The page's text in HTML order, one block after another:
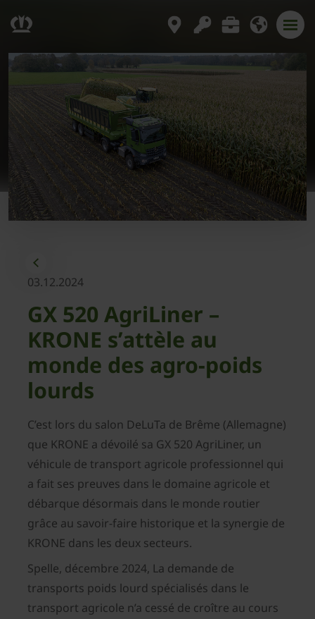
03.12.2024
GX 520 AgriLiner –
KRONE s’attèle au
monde des agro-poids
lourds
C’est lors du salon DeLuTa de Brême (Allemagne)
que KRONE a dévoilé sa GX 520 AgriLiner, un
véhicule de transport agricole professionnel qui
a fait ses preuves dans le domaine agricole et
débarque désormais dans le monde routier
grâce au savoir-faire historique et la synergie de
KRONE dans les deux secteurs.
Spelle, décembre 2024, La demande de
transports poids lourd spécialisés dans le
transport agricole n’a cessé de croître au cours